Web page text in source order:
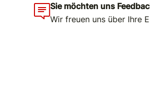
Sie möchten uns
Wir freuen uns über Ihre